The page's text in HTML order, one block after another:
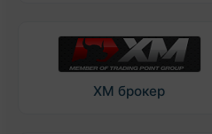
XM брокер